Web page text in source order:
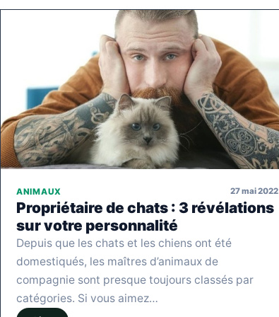
ANIMAUX 27 mai 2022
Propriétaire de chats : 3 révélations
sur votre personnalité
Depuis que les chats et les chiens ont été
domestiqués, les maîtres d’animaux de
compagnie sont presque toujours classés par
catégories. Si vous aimez…